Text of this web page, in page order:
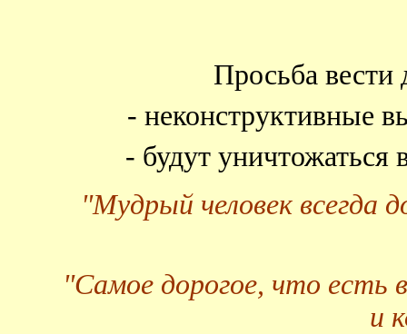
Просьба вести
- неконструктивные
- будут
"Мудрый человек всегда
"Самое дорогое, что есть
и